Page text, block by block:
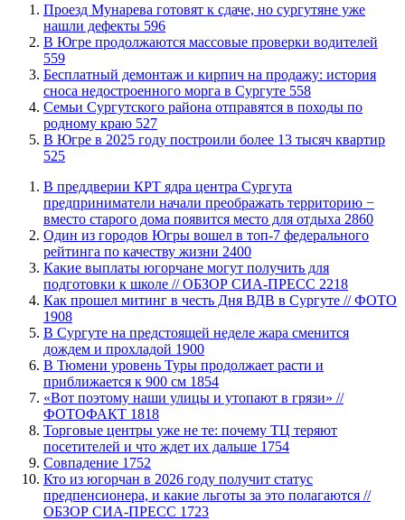
​Проезд Мунарева готовят к сдаче, но сургутяне уже
нашли дефекты 596
​В Югре продолжаются массовые проверки водителей
559
​Бесплатный демонтаж и кирпич на продажу: история
сноса недостроенного морга в Сургуте 558
​Семьи Сургутского района отправятся в походы по
родному краю 527
​В Югре в 2025 году построили более 13 тысяч квартир
525
​В преддверии КРТ ядра центра Сургута
предприниматели начали преображать территорию −
вместо старого дома появится место для отдыха 2860
Один из городов Югры вошел в топ-7 федерального
рейтинга по качеству жизни 2400
Какие выплаты югорчане могут получить для
подготовки к школе // ОБЗОР СИА-ПРЕСС 2218
Как прошел митинг в честь Дня ВДВ в Сургуте // ФОТО
1908
В Сургуте на предстоящей неделе жара сменится
дождем и прохладой 1900
В Тюмени уровень Туры продолжает расти и
приближается к 900 см 1854
«Вот поэтому наши улицы и утопают в грязи» //
ФОТОФАКТ 1818
Торговые центры уже не те: почему ТЦ теряют
посетителей и что ждет их дальше 1754
​Совпадение 1752
Кто из югорчан в 2026 году получит статус
предпенсионера, и какие льготы за это полагаются //
ОБЗОР СИА-ПРЕСС 1723